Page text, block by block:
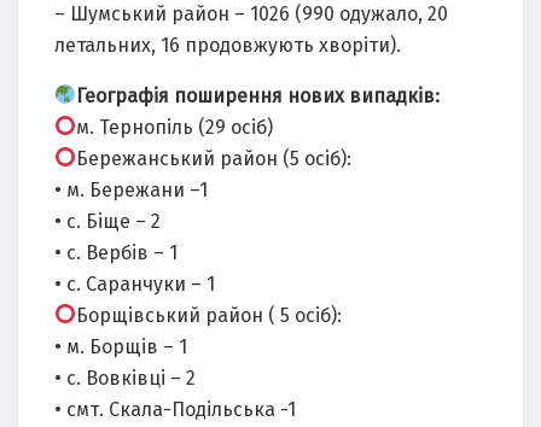
– Шумський район – 1026 (990 одужало, 20
летальних, 16 продовжують хворіти).
Географія поширення нових випадків:
м. Тернопіль (29 осіб)
Бережанський район (5 осіб):
• м. Бережани –1
• с. Біще – 2
• с. Вербів – 1
• с. Саранчуки – 1
Борщівський район ( 5 осіб):
• м. Борщів – 1
• с. Вовківці – 2
• смт. Скала-Подільська -1